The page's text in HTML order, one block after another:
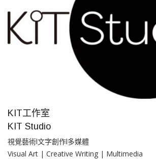
KIT工作室
KIT Studio
視覺藝術l文字創作l多媒體
Visual Art | Creative Writing | Multimedia